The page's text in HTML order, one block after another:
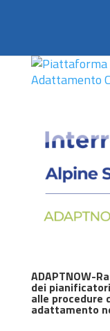
ADAPTNOW-
dei
alle procedure
adattamento